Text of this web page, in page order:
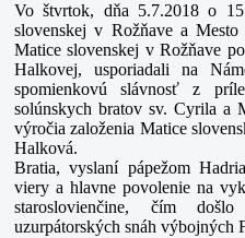
Vo štvrtok, dňa 5.7.2018 o
slovenskej v Rožňave a
Matice slovenskej v Rožňave
Halkovej, usporiadali na
spomienkovú slávnosť z
solúnskych bratov sv. Cyrila a
výročia založenia Matice
Halková.
Bratia, vyslaní pápežom
viery a hlavne povolenie na
staroslovienčine, čím
uzurpátorských snáh výbojných